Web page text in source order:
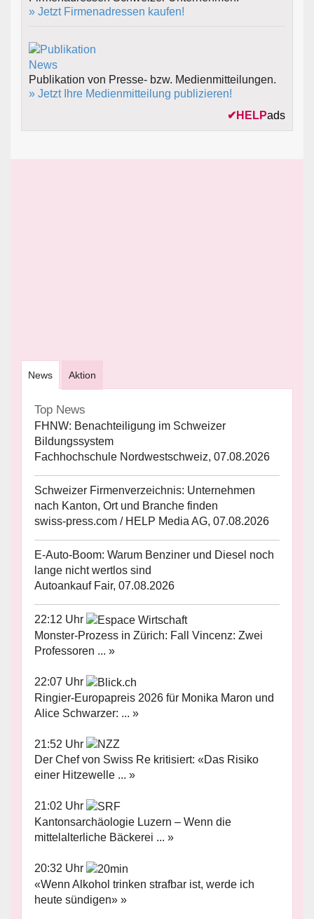
» Jetzt Firmenadressen kaufen!
Publikation von Presse- bzw. Medienmitteilungen.
» Jetzt Ihre Medienmitteilung publizieren!
✔ HELPads
News Aktion
Top News
FHNW: Benachteiligung im Schweizer
Bildungssystem
Fachhochschule Nordwestschweiz, 07.08.2026
Schweizer Firmenverzeichnis: Unternehmen
nach Kanton, Ort und Branche finden
swiss-press.com / HELP Media AG, 07.08.2026
E-Auto-Boom: Warum Benziner und Diesel noch
lange nicht wertlos sind
Autoankauf Fair, 07.08.2026
22:12 Uhr
Monster-Prozess in Zürich: Fall Vincenz: Zwei
Professoren ... »
22:07 Uhr
Ringier-Europapreis 2026 für Monika Maron und
Alice Schwarzer: ... »
21:52 Uhr
Der Chef von Swiss Re kritisiert: «Das Risiko
einer Hitzewelle ... »
21:02 Uhr
Kantonsarchäologie Luzern – Wenn die
mittelalterliche Bäckerei ... »
20:32 Uhr
«Wenn Alkohol trinken strafbar ist, werde ich
heute sündigen» »